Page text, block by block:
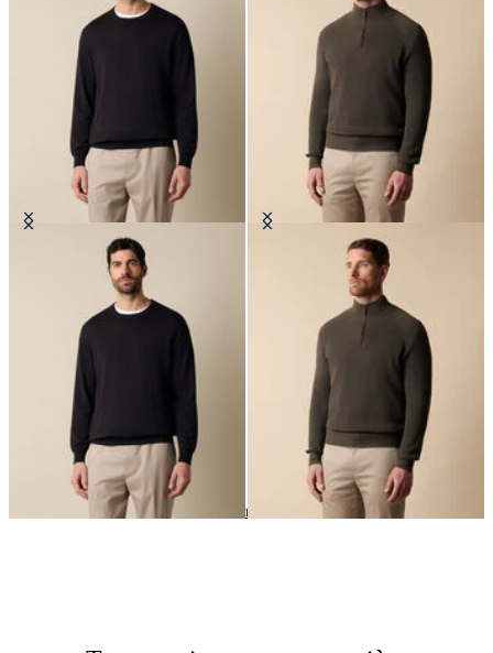
Pull Col Rond en Coton Makò
Maglia demi-zippée en Coton-
cachemire à côtes anglaises
51produits
Homme Maille